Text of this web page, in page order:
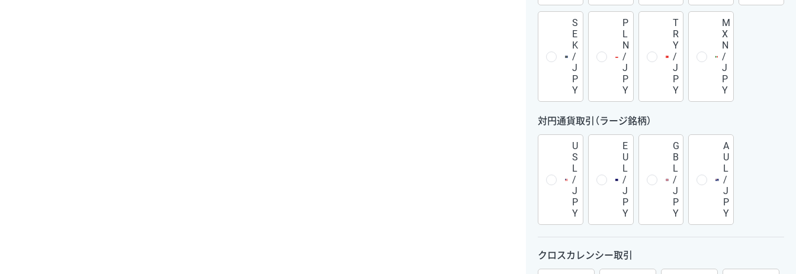
S
E
K
/
J
P
Y
P
L
N
/
J
P
Y
T
R
Y
/
J
P
Y
M
X
N
/
J
P
Y
対円通貨取引（ラージ銘柄）
U
S
L
/
J
P
Y
E
U
L
/
J
P
Y
G
B
L
/
J
P
Y
A
U
L
/
J
P
Y
クロスカレンシー取引